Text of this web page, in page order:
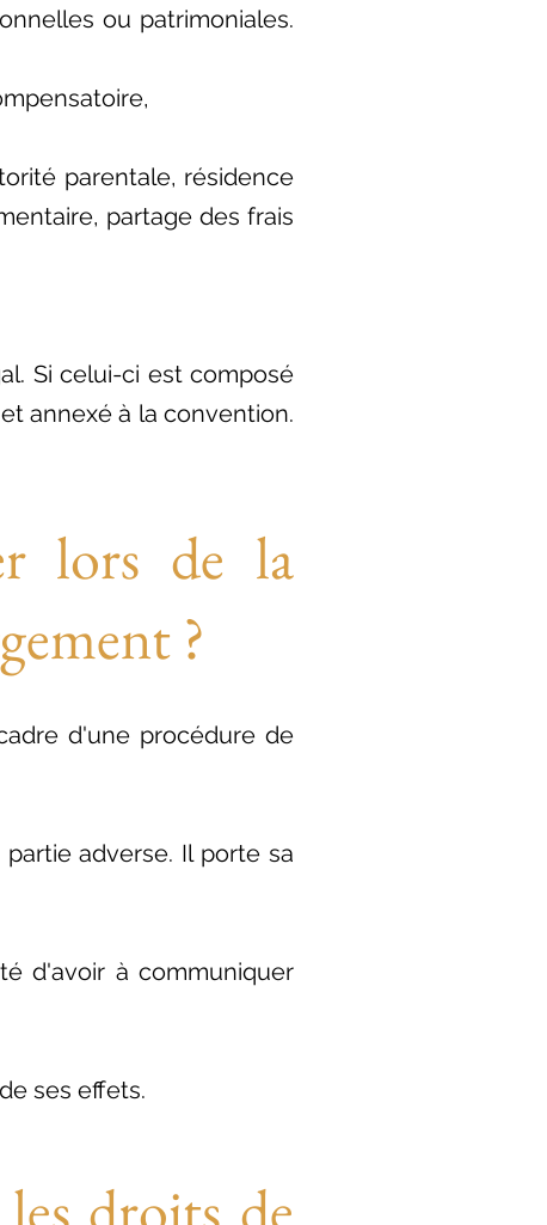
ou patrimoniales.
parentale, résidence
partage des frais
Si celui-ci est composé
annexé à la convention.
lors de la
?
d'une procédure de
adverse. Il porte sa
d'avoir à communiquer
ses effets.